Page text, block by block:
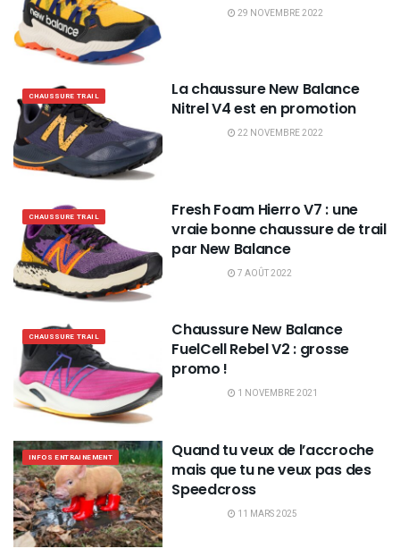
29 NOVEMBRE 2022
CHAUSSURE TRAIL
La chaussure New Balance
Nitrel V4 est en promotion
22 NOVEMBRE 2022
CHAUSSURE TRAIL
Fresh Foam Hierro V7 : une
vraie bonne chaussure de trail
par New Balance
7 AOÛT 2022
CHAUSSURE TRAIL
Chaussure New Balance
FuelCell Rebel V2 : grosse
promo !
1 NOVEMBRE 2021
INFOS ENTRAINEMENT
Quand tu veux de l’accroche
mais que tu ne veux pas des
Speedcross
11 MARS 2025